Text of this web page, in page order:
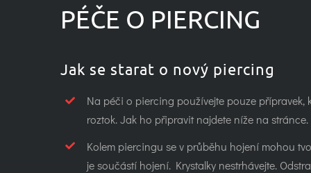
PÉČE O PIERCING
Jak se starat o nový piercing
Na péči o piercing používejte pouze
roztok. Jak ho připravit najdete níže na stránce.
Kolem piercingu se v průběhu hojení mohou
je součástí hojení. Krystalky nestrhávejte.